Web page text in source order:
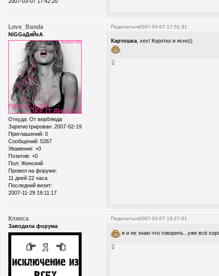
Поделиться2007-03-07 17:51:31
Love_Banda
NiGGaДяЙкА
Откуда: От верблюда
Зарегистрирован: 2007-02-19
Приглашений: 0
Сообщений: 5267
Уважение: +0
Позитив: +0
Пол: Женский
Провел на форуме:
11 дней 22 часа
Последний визит:
2007-11-29 19:11:17
Картошка, хех! Коротко и ясно))
0
Поделиться2007-03-07 18:27:01
Клякса
Заводила форума
я и не знаю что говорить...уже всё
0